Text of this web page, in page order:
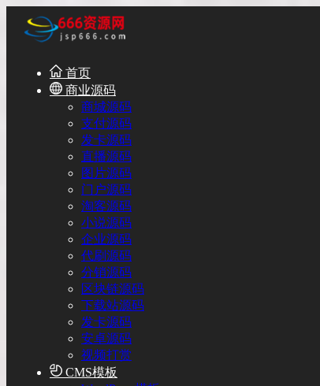
首页
商业源码
商城源码
支付源码
发卡源码
直播源码
图片源码
门户源码
淘客源码
小说源码
企业源码
代刷源码
分销源码
区块链源码
下载站源码
发卡源码
安卓源码
视频打赏
CMS模板